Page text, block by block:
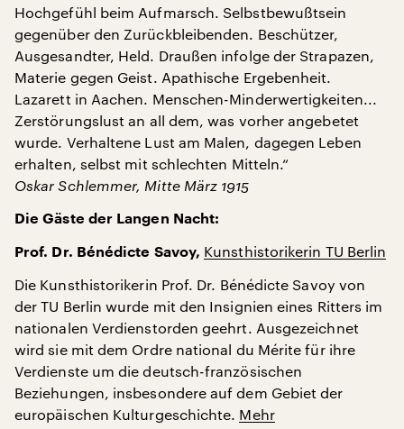
Hochgefühl beim Aufmarsch. Selbstbewußtsein
gegenüber den Zurückbleibenden. Beschützer,
Ausgesandter, Held. Draußen infolge der Strapazen,
Materie gegen Geist. Apathische Ergebenheit.
Lazarett in Aachen. Menschen-Minderwertigkeiten...
Zerstörungslust an all dem, was vorher angebetet
wurde. Verhaltene Lust am Malen, dagegen Leben
erhalten, selbst mit schlechten Mitteln.“
Oskar Schlemmer, Mitte März 1915
Die Gäste der Langen Nacht:
Prof. Dr. Bénédicte Savoy, Kunsthistorikerin TU Berlin
Die Kunsthistorikerin Prof. Dr. Bénédicte Savoy von
der TU Berlin wurde mit den Insignien eines Ritters im
nationalen Verdienstorden geehrt. Ausgezeichnet
wird sie mit dem Ordre national du Mérite für ihre
Verdienste um die deutsch-französischen
Beziehungen, insbesondere auf dem Gebiet der
europäischen Kulturgeschichte. Mehr